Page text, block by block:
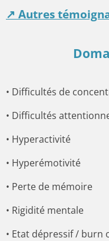
↗ Autres
• Difficultés de
• Difficultés
• Hyperactivité
• Hyperémotivité
• Perte de mémoire
• Rigidité mentale
• Etat dépressif / burn